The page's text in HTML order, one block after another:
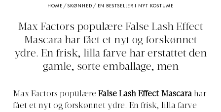
HOME /SKØNHED / EN BESTSELLER I NYT KOSTUME
Max Factors populære False Lash Effect
Mascara har fået et nyt og forskønnet
ydre. En frisk, lilla farve har erstattet den
gamle, sorte emballage, men
Max Factors populære False Lash Effect Mascarahar
fået et nyt og forskønnet ydre. En frisk, lilla farve